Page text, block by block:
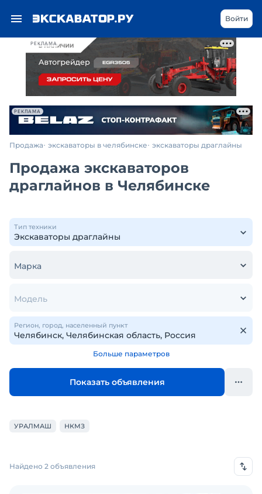
РЕКЛАМА
Войти
РЕКЛАМА
Продажа экскаваторы в челябинске экскаваторы драглайны
Продажа экскаваторов
драглайнов в Челябинске
Тип техники
Марка
Модель
Регион, город, населенный пункт
Больше параметров
Показать объявления
УРАЛМАШ НКМЗ
Найдено 2 объявления